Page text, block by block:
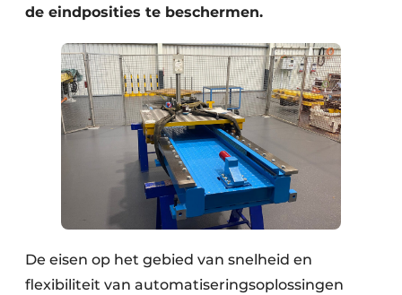
de eindposities te beschermen.
De eisen op het gebied van snelheid en
flexibiliteit van automatiseringsoplossingen